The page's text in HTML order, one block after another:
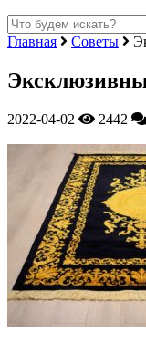
Главная Советы
2022-04-02 2442